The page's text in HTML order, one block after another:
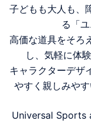
子どもも大人も、
る「
高価な道具をそろ
し、気軽に体
キャラクターデザ
やすく親しみや
Universal